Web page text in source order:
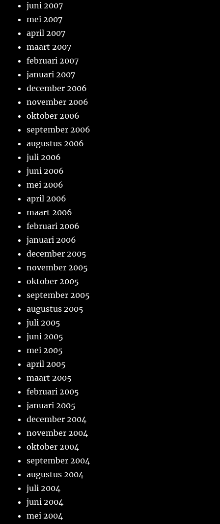
juni 2007
mei 2007
april 2007
maart 2007
februari 2007
januari 2007
december 2006
november 2006
oktober 2006
september 2006
augustus 2006
juli 2006
juni 2006
mei 2006
april 2006
maart 2006
februari 2006
januari 2006
december 2005
november 2005
oktober 2005
september 2005
augustus 2005
juli 2005
juni 2005
mei 2005
april 2005
maart 2005
februari 2005
januari 2005
december 2004
november 2004
oktober 2004
september 2004
augustus 2004
juli 2004
juni 2004
mei 2004